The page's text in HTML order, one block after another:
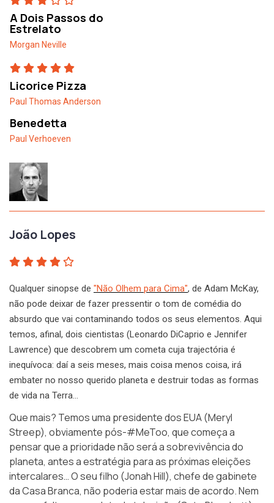
A Dois Passos do
Estrelato
Morgan Neville
Licorice Pizza
Paul Thomas Anderson
Benedetta
Paul Verhoeven
João Lopes
Qualquer sinopse de "Não Olhem para Cima", de Adam McKay,
não pode deixar de fazer pressentir o tom de comédia do
absurdo que vai contaminando todos os seus elementos. Aqui
temos, afinal, dois cientistas (Leonardo DiCaprio e Jennifer
Lawrence) que descobrem um cometa cuja trajectória é
inequívoca: daí a seis meses, mais coisa menos coisa, irá
embater no nosso querido planeta e destruir todas as formas
de vida na Terra…
Que mais? Temos uma presidente dos EUA (Meryl
Streep), obviamente pós-#MeToo, que começa a
pensar que a prioridade não será a sobrevivência do
planeta, antes a estratégia para as próximas eleições
intercalares… O seu filho (Jonah Hill), chefe de gabinete
da Casa Branca, não poderia estar mais de acordo. Nem